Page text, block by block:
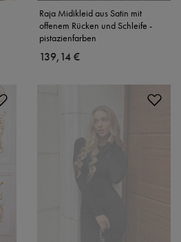
Raja Midikleid aus Satin mit
offenem Rücken und Schleife -
pistazienfarben
139,14 €